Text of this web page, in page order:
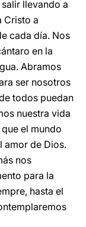
llevando a
Cristo a
cada día. Nos
en la
Abramos
ser nosotros
todos puedan
nuestra vida
el mundo
amor de Dios.
nos
para la
hasta el